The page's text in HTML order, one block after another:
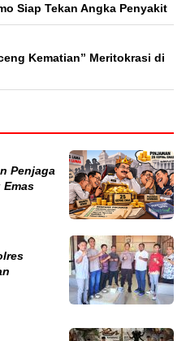
Siap Tekan Angka Penyakit
Kematian” Meritokrasi di
Penjaga
Emas